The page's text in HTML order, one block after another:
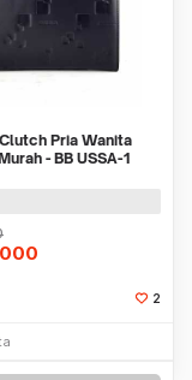
Pria Wanita
- BB USSA-1
2